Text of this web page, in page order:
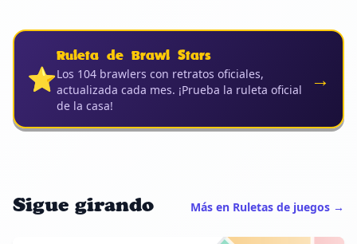
⭐
Ruleta de Brawl Stars
Los 104 brawlers con retratos oficiales,
actualizada cada mes. ¡Prueba la ruleta oficial
de la casa!
→
Sigue girando Más en Ruletas de juegos →